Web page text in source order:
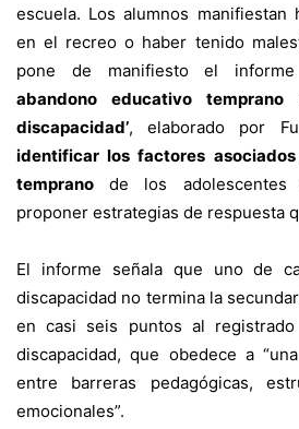
escuela. Los alumnos manifiestan
en el recreo o haber tenido
pone de manifiesto el
abandono educativo
discapacidad’, elaborado por
identificar los factores
temprano de los adolescentes
proponer estrategias de respuesta
El informe señala que uno de
discapacidad no termina la
en casi seis puntos al
discapacidad, que obedece a
entre barreras pedagógicas,
emocionales”.